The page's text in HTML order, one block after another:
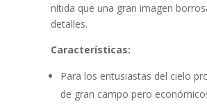
nítida que una gran imagen
detalles.
Características:
Para los entusiastas del cielo
de gran campo pero